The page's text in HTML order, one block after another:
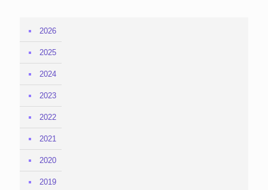
2026
2025
2024
2023
2022
2021
2020
2019